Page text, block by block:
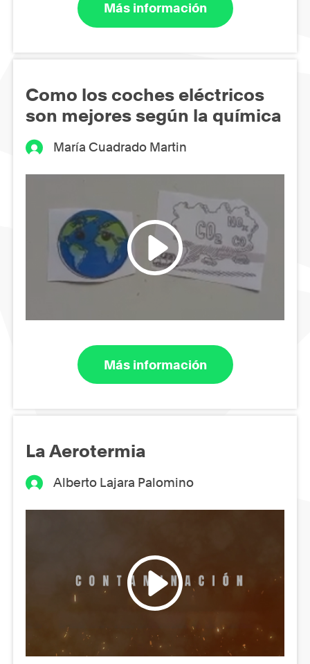
Más información
Como los coches eléctricos
son mejores según la química
María Cuadrado Martin
Más información
La Aerotermia
Alberto Lajara Palomino